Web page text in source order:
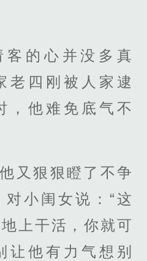
客的心并没多真
老四刚被人家逮
，他难免底气不
又狠狠瞪了不争
小闺女说：“这
上干活，你就可
让他有力气想别